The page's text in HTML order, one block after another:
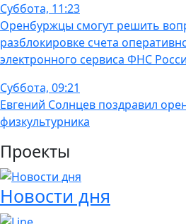
Суббота, 11:23
Оренбуржцы смогут решить
разблокировке счета
электронного сервиса ФНС
Суббота, 09:21
Евгений Солнцев поздравил
физкультурника
Проекты
Новости дня